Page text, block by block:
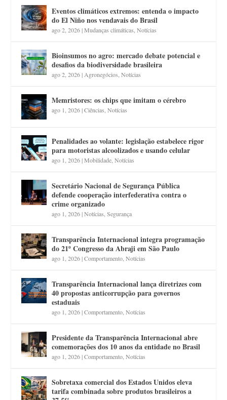
Eventos climáticos extremos: entenda o impacto
do El Niño nos vendavais do Brasil
ago 2, 2026|Mudanças climáticas ,Notícias
Bioinsumos no agro: mercado debate potencial e
desafios da biodiversidade brasileira
ago 2, 2026| Agronegócios ,Notícias
Memristores: os chips que imitam o cérebro
ago 1, 2026|Ciências ,Notícias
Penalidades ao volante: legislação estabelece rigor
para motoristas alcoolizados e usando celular
ago 1, 2026|Mobilidade ,Notícias
Secretário Nacional de Segurança Pública
defende cooperação interfederativa contra o
crime organizado
ago 1, 2026|Notícias ,Segurança
Transparência Internacional integra programação
do 21º Congresso da Abraji em São Paulo
ago 1, 2026|Comportamento ,Notícias
Transparência Internacional lança diretrizes com
40 propostas anticorrupção para governos
estaduais
ago 1, 2026|Comportamento ,Notícias
Presidente da Transparência Internacional abre
comemorações dos 10 anos da entidade no Brasil
ago 1, 2026|Comportamento ,Notícias
Sobretaxa comercial dos Estados Unidos eleva
tarifa combinada sobre produtos brasileiros a